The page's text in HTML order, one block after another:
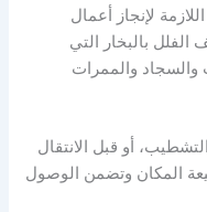
لإنجاز أعمال
بالبخار التي
والممرات
أو قبل الانتقال
المكان وتضمن الوصول